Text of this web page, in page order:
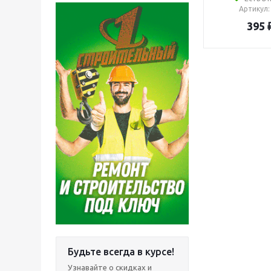
Будьте всегда в курсе!
Узнавайте о скидках и
Артикул
395